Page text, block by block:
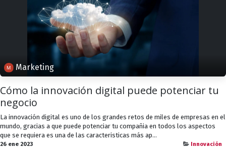
Marketing
Cómo la innovación digital puede potenciar tu
negocio
La innovación digital es uno de los grandes retos de miles de empresas en el
mundo, gracias a que puede potenciar tu compañia en todos los aspectos
que se requiera es una de las caracteristicas más ap...
26 ene 2023 Innovación